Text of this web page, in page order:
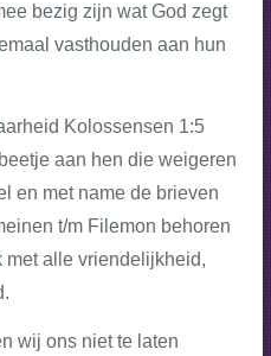
bezig zijn wat God zegt
vasthouden aan hun
Kolossensen 1:5
aan hen die weigeren
en met name de brieven
t/m Filemon behoren
met alle vriendelijkheid,
wij ons niet te laten